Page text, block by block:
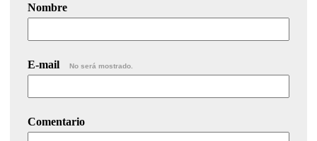
Nombre
E-mail No será mostrado.
Comentario